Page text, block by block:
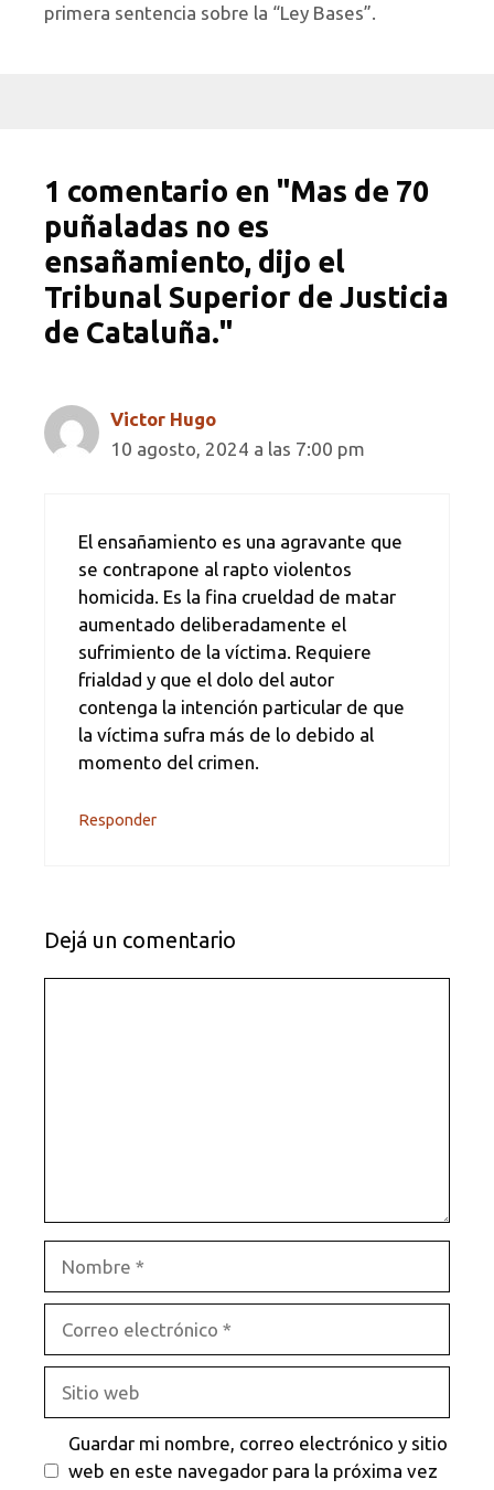
primera sentencia sobre la “Ley Bases”.
1 comentario en "Mas de 70
puñaladas no es
ensañamiento, dijo el
Tribunal Superior de Justicia
de Cataluña."
Victor Hugo
10 agosto, 2024 a las 7:00 pm
El ensañamiento es una agravante que
se contrapone al rapto violentos
homicida. Es la fina crueldad de matar
aumentado deliberadamente el
sufrimiento de la víctima. Requiere
frialdad y que el dolo del autor
contenga la intención particular de que
la víctima sufra más de lo debido al
momento del crimen.
Responder
Dejá un comentario
electrónico
web
Guardar mi nombre, correo electrónico y sitio
web en este navegador para la próxima vez